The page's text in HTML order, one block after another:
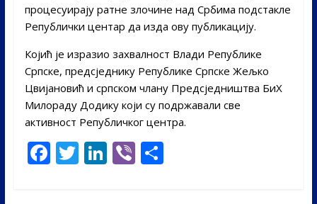
процесуирају ратне злочине над Србима подстакле
Републички центар да изда ову публикацију.
Којић је изразио захвалност Влади Републике
Српске, предсједнику Републике Српске Жељко
Цвијановић и српском члану Предсједништва БиХ
Милораду Додику који су подржавали све
активност Републичког центра.
F
ac
T
w
Li
n
Vi
b
S